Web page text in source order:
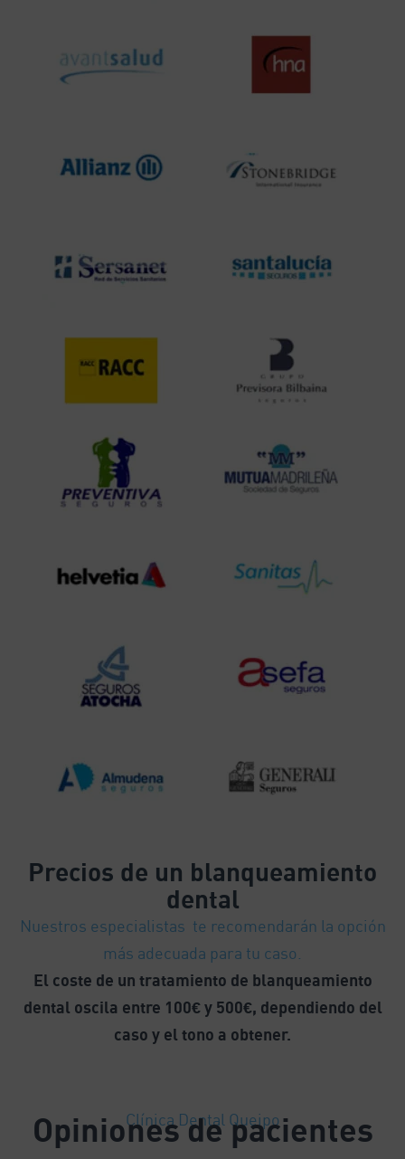
Precios de un blanqueamiento
dental
Nuestros especialistas te recomendarán la opción
más adecuada para tu caso.
El coste de un tratamiento de blanqueamiento
dental oscila entre 100€ y 500€, dependiendo del
caso y el tono a obtener.
Clínica Dental Queipo
Opiniones de pacientes